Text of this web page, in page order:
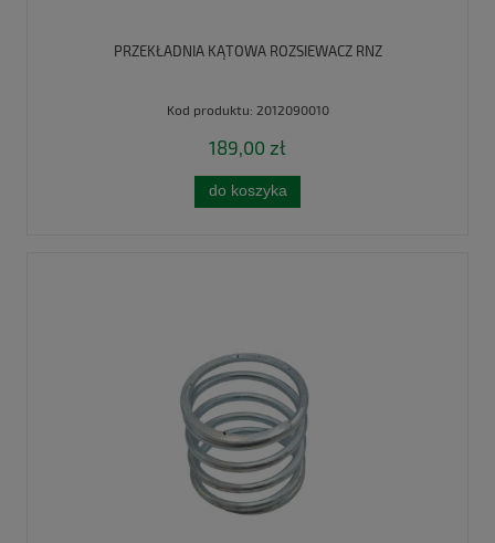
PRZEKŁADNIA KĄTOWA ROZSIEWACZ RNZ
Kod produktu: 2012090010
189,00 zł
do koszyka